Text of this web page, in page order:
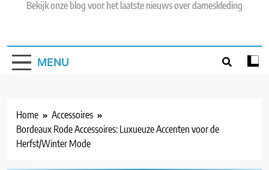
Bekijk onze blog voor het laatste nieuws over dameskleding
MENU
Home
Accessoires
Bordeaux Rode Accessoires: Luxueuze Accenten voor de
Herfst/Winter Mode